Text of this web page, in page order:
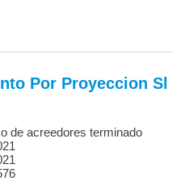
Por Proyeccion Sl
de acreedores terminado